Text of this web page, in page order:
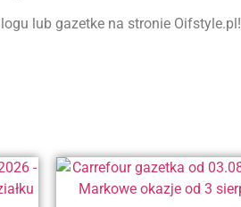
lub gazetke na stronie Oifstyle.pl!